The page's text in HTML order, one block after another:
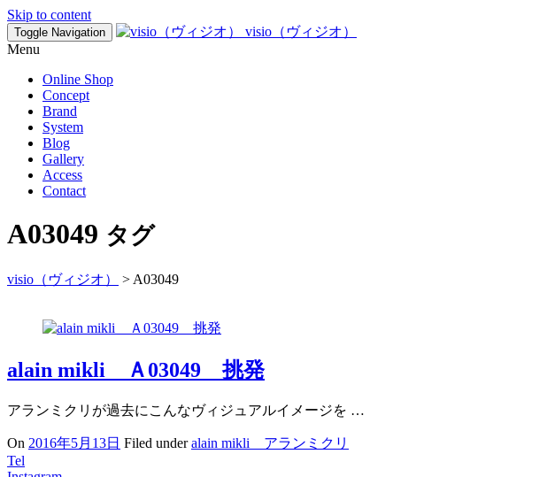
Skip to content
Toggle Navigation
visio（ヴィジオ）
Menu
Online Shop
Concept
Brand
System
Blog
Gallery
Access
Contact
A03049 タグ
visio（ヴィジオ） > A03049
alain mikli Ａ03049 挑発
アランミクリが過去にこんなヴィジュアルイメージを …
On 2016年5月13日 Filed underalain mikli アランミクリ
Tel